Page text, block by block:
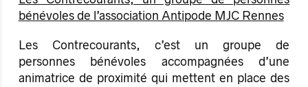
bénévoles de l’association Antipode MJC Rennes
Les Contrecourants, c’est un groupe de
personnes bénévoles accompagnées d’une
animatrice de proximité qui mettent en place des